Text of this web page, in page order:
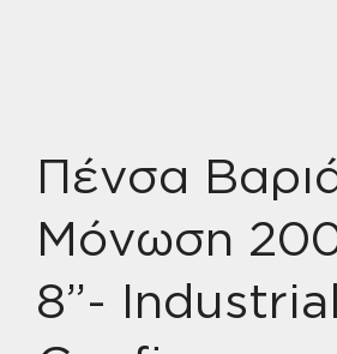
Πένσα
Μόνωση
8”- Industrial